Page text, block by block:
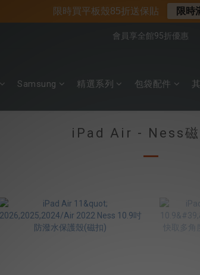
📍新客首購現折$50｜加入會員立
📌年中下殺 手機殼3折起
會員享全館95折優惠
Samsung 精選系列 包袋配件
iPad Air - Ness磁
限時買平板殼85折送保貼 限時